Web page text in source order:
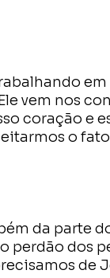
vem nos
coração e
o
da parte
perdão dos
de